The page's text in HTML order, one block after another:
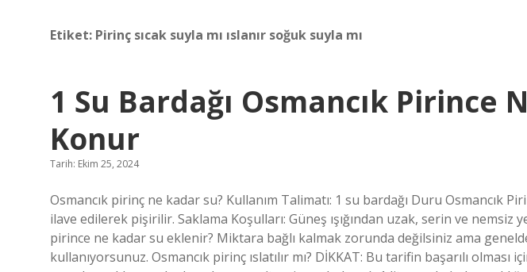
Etiket: Pirinç sıcak suyla mı ıslanır soğuk suyla mı
1 Su Bardağı Osmancık Pirince
Konur
Tarih: Ekim 25, 2024
Osmancık pirinç ne kadar su? Kullanım Talimatı: 1 su bardağı Duru Osmancık
ilave edilerek pişirilir. Saklama Koşulları: Güneş ışığından uzak, serin ve nemsiz
pirince ne kadar su eklenir? Miktara bağlı kalmak zorunda değilsiniz ama
kullanıyorsunuz. Osmancık pirinç ıslatılır mı? DİKKAT: Bu tarifin başarılı olması